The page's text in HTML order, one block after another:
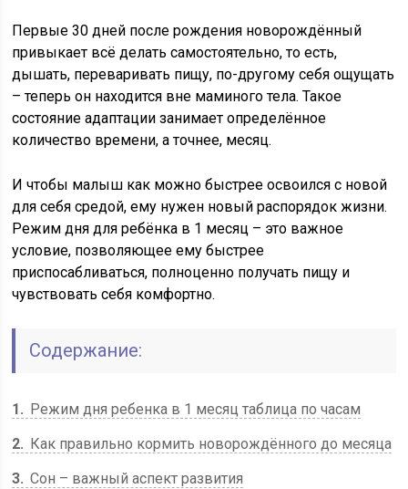
Первые 30 дней после рождения новорождённый
привыкает всё делать самостоятельно, то есть,
дышать, переваривать пищу, по-другому себя ощущать
– теперь он находится вне маминого тела. Такое
состояние адаптации занимает определённое
количество времени, а точнее, месяц.
И чтобы малыш как можно быстрее освоился с новой
для себя средой, ему нужен новый распорядок жизни.
Режим дня для ребёнка в 1 месяц – это важное
условие, позволяющее ему быстрее
приспосабливаться, полноценно получать пищу и
чувствовать себя комфортно.
Содержание:
1
Режим дня ребенка в 1 месяц таблица по часам
2
Как правильно кормить новорождённого до месяца
3 Сон – важный аспект развития